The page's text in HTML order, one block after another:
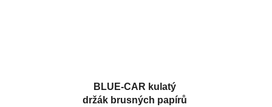
BLUE-CAR kulatý
držák brusných papírů